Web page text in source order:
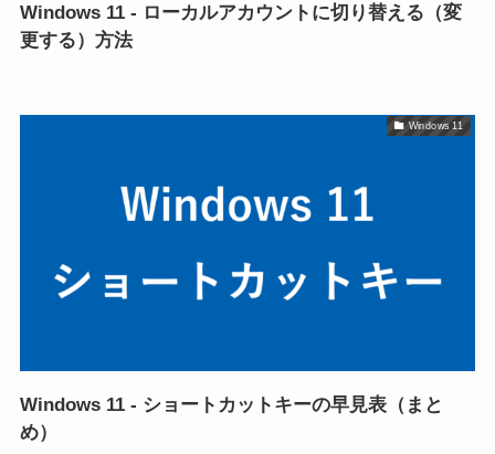
Windows 11 - ローカルアカウントに切り替える（変
更する）方法
Windows 11
Windows 11 - ショートカットキーの早見表（まと
め）